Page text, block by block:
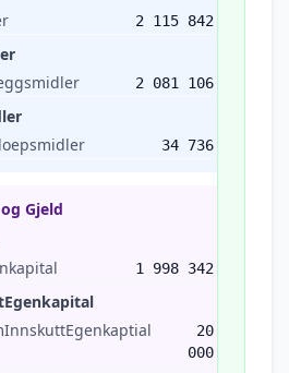
2 115 842
2 081 106
34 736
Gjeld
1 998 342
20
000